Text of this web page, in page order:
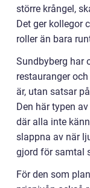
större krångel,
Det ger kollegor
roller än bara
Sundbyberg har
restauranger
är, utan satsar
Den här typen
där alla inte
slappna av när
gjord för samtal
För den som